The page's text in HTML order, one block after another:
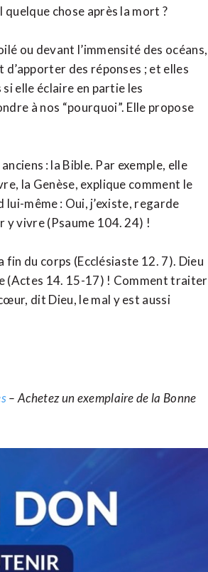
chose après la mort ?
ou devant l’immensité des océans,
des réponses ; et elles
elle éclaire en partie les
à nos “pourquoi”. Elle propose
: la Bible. Par exemple, elle
la Genèse, explique comment le
même : Oui, j’existe, regarde
vivre (Psaume 104. 24) !
fin du corps (Ecclésiaste 12. 7). Dieu
(Actes 14. 15-17) ! Comment traiter
dit Dieu, le mal y est aussi
– Achetez un exemplaire de la Bonne